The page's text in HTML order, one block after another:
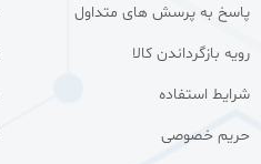
پاسخ به پرسش های متداول
رویه بازگرداندن کالا
شرایط استفاده
حریم خصوصی